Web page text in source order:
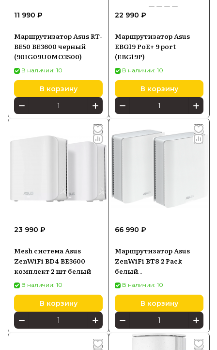
11 990 ₽
Маршрутизатор Asus RT-
BE50 BE3600 черный
(90IG09U0MO3S00)
В наличии: 10
В корзину
22 990 ₽
Маршрутизатор Asus
EBG19 PoE+ 9 port
(EBG19P)
В наличии: 10
В корзину
23 990 ₽
Mesh система Asus
ZenWiFi BD4 BE3600
комплект 2 шт белый
В наличии: 10
В корзину
66 990 ₽
Маршрутизатор Asus
ZenWiFi BT8 2 Pack
белый
(90IG0930MO3B20)
В наличии: 10
В корзину